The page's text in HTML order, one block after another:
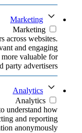
Marketing
Marketing
across websites.
and engaging
valuable for
party advertisers.
Analytics
Analytics
understand how
and reporting
anonymously.